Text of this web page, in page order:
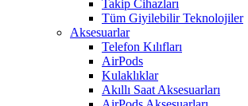
Takip Cihazları
Tüm Giyilebilir Teknolojiler
Aksesuarlar
Telefon Kılıfları
AirPods
Kulaklıklar
Akıllı Saat Aksesuarları